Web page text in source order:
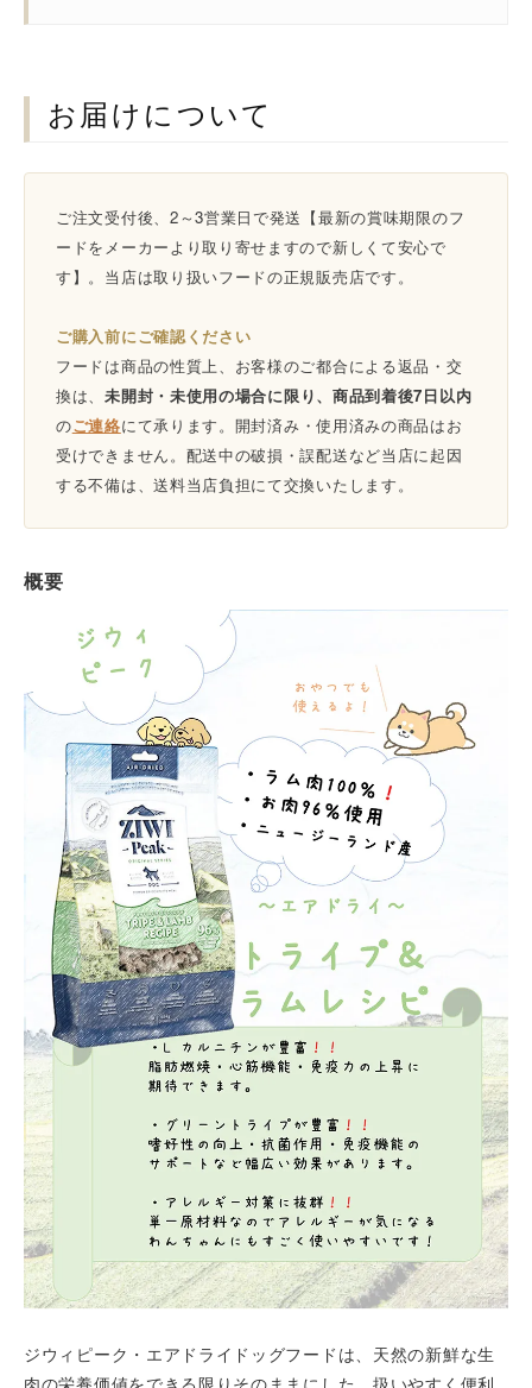
お届けについて
ご注文受付後、2～3営業日で発送【最新の賞味期限のフ
ードをメーカーより取り寄せますので新しくて安心で
す】。当店は取り扱いフードの正規販売店です。
ご購入前にご確認ください
フードは商品の性質上、お客様のご都合による返品・交
換は、未開封・未使用の場合に限り、商品到着後7日以内
のご連絡にて承ります。開封済み・使用済みの商品はお
受けできません。配送中の破損・誤配送など当店に起因
する不備は、送料当店負担にて交換いたします。
概要
ジウィピーク・エアドライドッグフードは、天然の新鮮な生